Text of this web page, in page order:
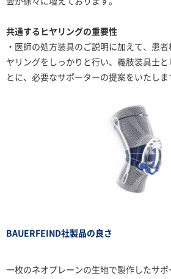
共通するヒヤリングの重要性
・医師の処方装具のご説明に加えて、患
ヤリングをしっかりと行い、義肢装具士
とに、必要なサポーターの提案をいたしま
BAUERFEIND社製品の良さ
一枚のネオプレーンの生地で製作したサ